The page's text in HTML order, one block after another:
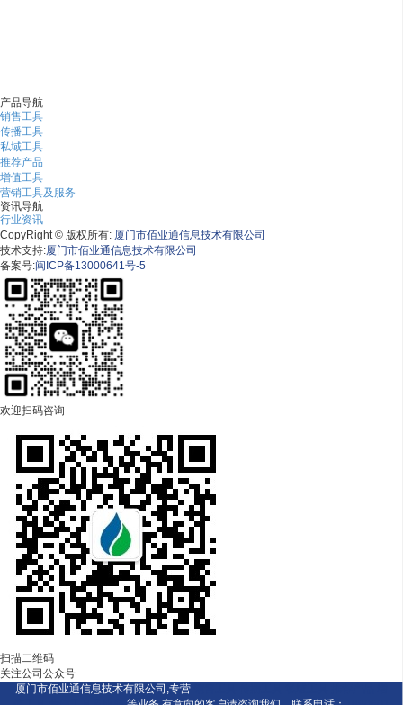
产品导航
销售工具
传播工具
私域工具
推荐产品
增值工具
营销工具及服务
资讯导航
行业资讯
CopyRight © 版权所有: 厦门市佰业通信息技术有限公司
技术支持:厦门市佰业通信息技术有限公司
备案号:闽ICP备13000641号-5
欢迎扫码咨询
扫描二维码
关注公司公众号
厦门市佰业通信息技术有限公司,专营